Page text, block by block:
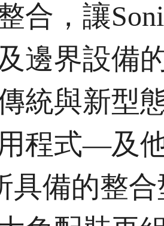
合，讓
邊界設備
統與新型
程式—及
具備的整